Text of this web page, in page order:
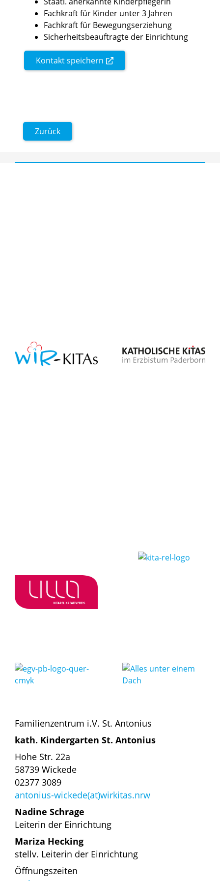
Fachkraft für Kinder unter 3 Jahren
Fachkraft für Bewegungserziehung
Sicherheitsbeauftragte der Einrichtung
Kontakt speichern
Zurück
Familienzentrum i.V. St. Antonius
kath. Kindergarten St. Antonius
Hohe Str. 22a
58739 Wickede
02377 3089
antonius-wickede(at)wirkitas.nrw
Nadine Schrage
Leiterin der Einrichtung
Mariza Hecking
stellv. Leiterin der Einrichtung
Öffnungszeiten